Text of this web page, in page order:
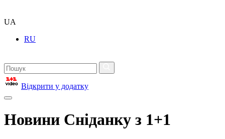
UA
RU
Відкрити у додатку
Новини Сніданку з 1+1